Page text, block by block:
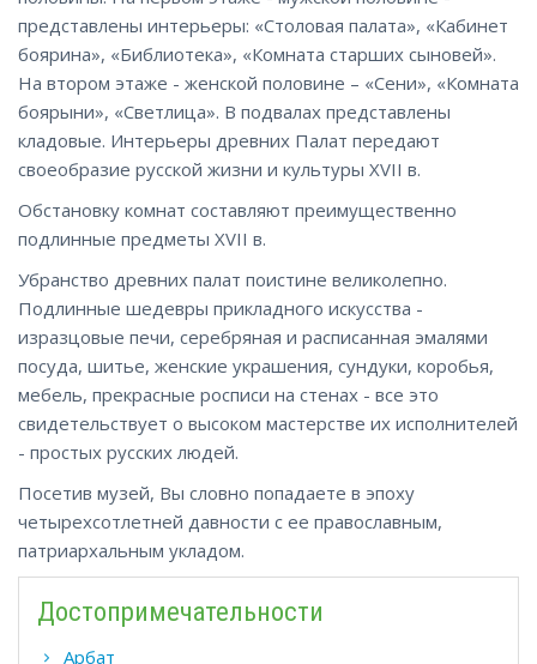
представлены интерьеры: «Столовая палата», «Кабинет
боярина», «Библиотека», «Комната старших сыновей».
На втором этаже - женской половине – «Сени», «Комната
боярыни», «Светлица». В подвалах представлены
кладовые. Интерьеры древних Палат передают
своеобразие русской жизни и культуры XVII в.
Обстановку комнат составляют преимущественно
подлинные предметы XVII в.
Убранство древних палат поистине великолепно.
Подлинные шедевры прикладного искусства -
изразцовые печи, серебряная и расписанная эмалями
посуда, шитье, женские украшения, сундуки, коробья,
мебель, прекрасные росписи на стенах - все это
свидетельствует о высоком мастерстве их исполнителей
- простых русских людей.
Посетив музей, Вы словно попадаете в эпоху
четырехсотлетней давности с ее православным,
патриархальным укладом.
Достопримечательности
Арбат